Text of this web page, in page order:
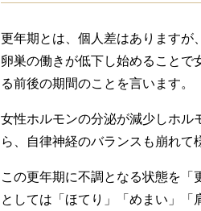
更年期とは、個人差はありますが
卵巣の働きが低下し始めることで
る前後の期間のことを言います。
女性ホルモンの分泌が減少しホル
ら、自律神経のバランスも崩れて
この更年期に不調となる状態を
としては「ほてり」「めまい」「